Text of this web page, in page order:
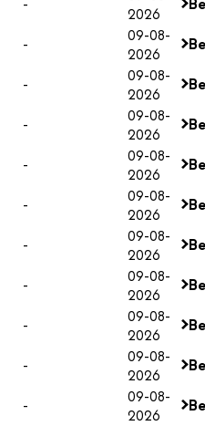
-
2026
-
09-08-
2026
-
09-08-
2026
-
09-08-
2026
-
09-08-
2026
-
09-08-
2026
-
09-08-
2026
-
09-08-
2026
-
09-08-
2026
-
09-08-
2026
-
09-08-
2026